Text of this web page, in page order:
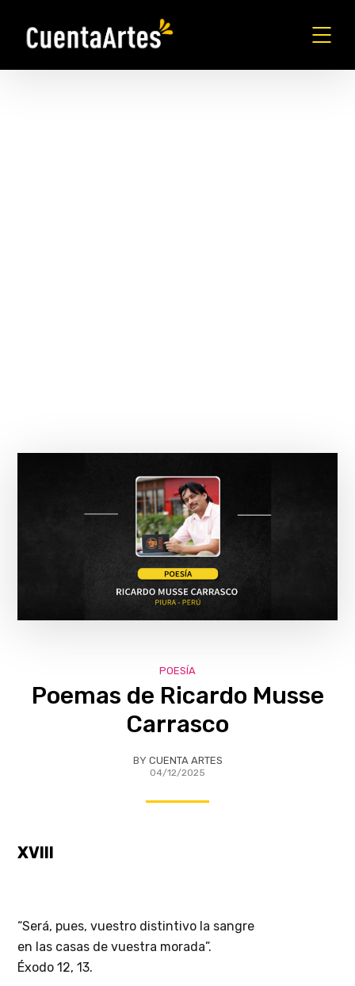
POESÍA
Poemas de Ricardo Musse
Carrasco
BY CUENTA ARTES
04/12/2025
XVIII
“Será, pues, vuestro distintivo la sangre
en las casas de vuestra morada”.
Éxodo 12, 13.